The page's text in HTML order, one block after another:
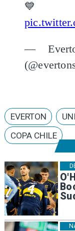
—
EVERTON
COPA CHILE